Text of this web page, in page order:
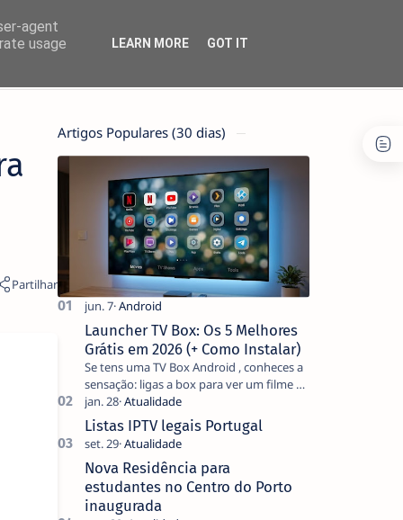
Artigos Populares (30 dias)
Launcher TV Box: Os 5 Melhores
Grátis em 2026 (+ Como Instalar)
Se tens uma TV Box Android , conheces a
sensação: ligas a box para ver um filme e
o ecrã inicial está coberto de sugestões
que não pediste, ban…
Listas IPTV legais Portugal
Nova Residência para
estudantes no Centro do Porto
inaugurada
agent
usage
LEARN MORE GOT IT